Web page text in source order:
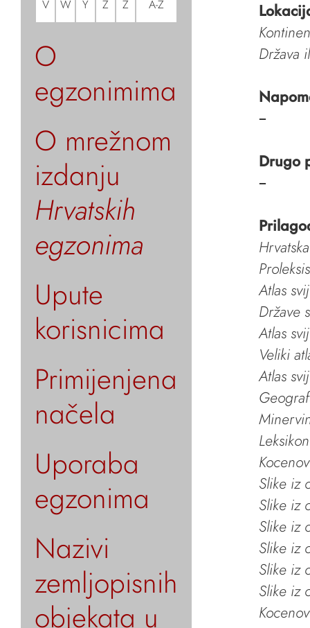
V W Y Z Ž A-Ž
O
egzonimima
O mrežnom
izdanju
Hrvatskih
egzonima
Upute
korisnicima
Primijenjena
načela
Uporaba
egzonima
Nazivi
zemljopisnih
objekata u
Država
–
Drugo
–
Atlas
Države
Atlas
Veliki
Atlas
Slike iz
Slike iz
Slike iz
Slike iz
Slike iz
Slike iz